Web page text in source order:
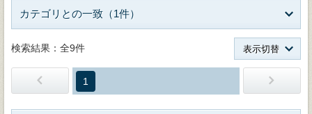
カテゴリとの一致（1件）
検索結果：全9件 表示切替
1